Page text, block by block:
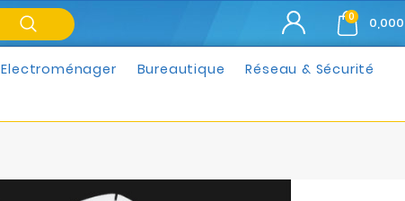
0
Electroménager Bureautique Réseau & Sécurité